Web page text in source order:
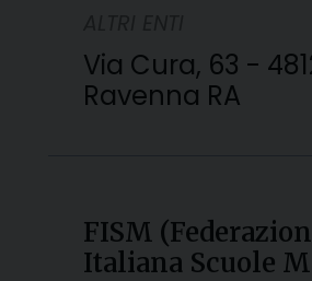
Via Cura, 63 -
Ravenna RA
FISM
Italiana Scuole